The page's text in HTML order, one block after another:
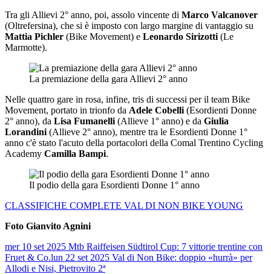
Tra gli Allievi 2° anno, poi, assolo vincente di Marco Valcanover
(Oltrefersina), che si è imposto con largo margine di vantaggio su
Mattia Pichler (Bike Movement) e Leonardo Sirizotti (Le
Marmotte).
La premiazione della gara Allievi 2° anno
Nelle quattro gare in rosa, infine, tris di successi per il team Bike
Movement, portato in trionfo da Adele Cobelli (Esordienti Donne
2° anno), da Lisa Fumanelli (Allieve 1° anno) e da Giulia
Lorandini (Allieve 2° anno), mentre tra le Esordienti Donne 1°
anno c'è stato l'acuto della portacolori della Comal Trentino Cycling
Academy Camilla Bampi.
Il podio della gara Esordienti Donne 1° anno
CLASSIFICHE COMPLETE VAL DI NON BIKE YOUNG
Foto Gianvito Agnini
mer 10 set 2025 Mtb Raiffeisen Südtirol Cup: 7 vittorie trentine con
Fruet & Co.lun 22 set 2025 Val di Non Bike: doppio «hurrà» per
Allodi e Nisi, Pietrovito 2ª